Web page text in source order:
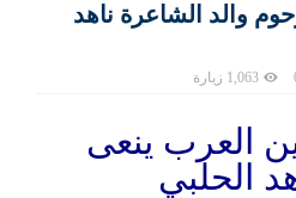
والد الشاعرة ناهد
1,063 زيارة
العرب ينعى
الحلبي